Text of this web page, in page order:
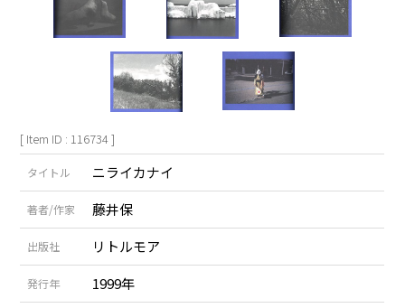
[ Item ID : 116734 ]
タイトル ニライカナイ
著者/作家 藤井保
出版社 リトルモア
発行年 1999年